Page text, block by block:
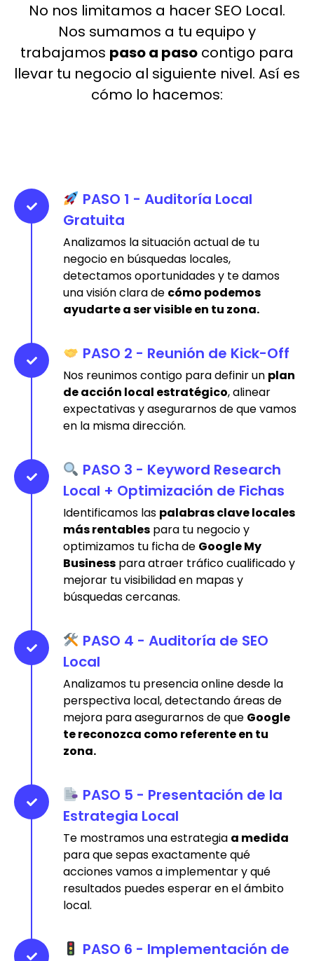
No nos limitamos a hacer SEO Local.
Nos sumamos a tu equipo y
trabajamos paso a paso contigo para
llevar tu negocio al siguiente nivel. Así es
cómo lo hacemos:
PASO 1 - Auditoría Local
Gratuita
Analizamos la situación actual de tu
negocio en búsquedas locales,
detectamos oportunidades y te damos
una visión clara de cómo podemos
ayudarte a ser visible en tu zona.
PASO 2 - Reunión de Kick-Off
Nos reunimos contigo para definir un plan
de acción local estratégico, alinear
expectativas y asegurarnos de que vamos
en la misma dirección.
PASO 3 - Keyword Research
Local + Optimización de Fichas
Identificamos las palabras clave locales
más rentables para tu negocio y
optimizamos tu ficha de Google My
Business para atraer tráfico cualificado y
mejorar tu visibilidad en mapas y
búsquedas cercanas.
PASO 4 - Auditoría de SEO
Local
Analizamos tu presencia online desde la
perspectiva local, detectando áreas de
mejora para asegurarnos de que Google
te reconozca como referente en tu
zona.
PASO 5 - Presentación de la
Estrategia Local
Te mostramos una estrategia a medida
para que sepas exactamente qué
acciones vamos a implementar y qué
resultados puedes esperar en el ámbito
local.
PASO 6 - Implementación de